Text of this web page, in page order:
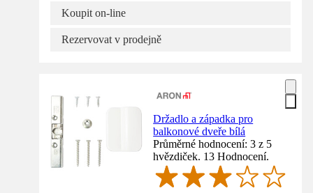
Koupit on-line
Rezervovat v prodejně
Držadlo a západka pro
balkonové dveře bílá
Průměrné hodnocení: 3 z 5
hvězdiček. 13 Hodnocení.